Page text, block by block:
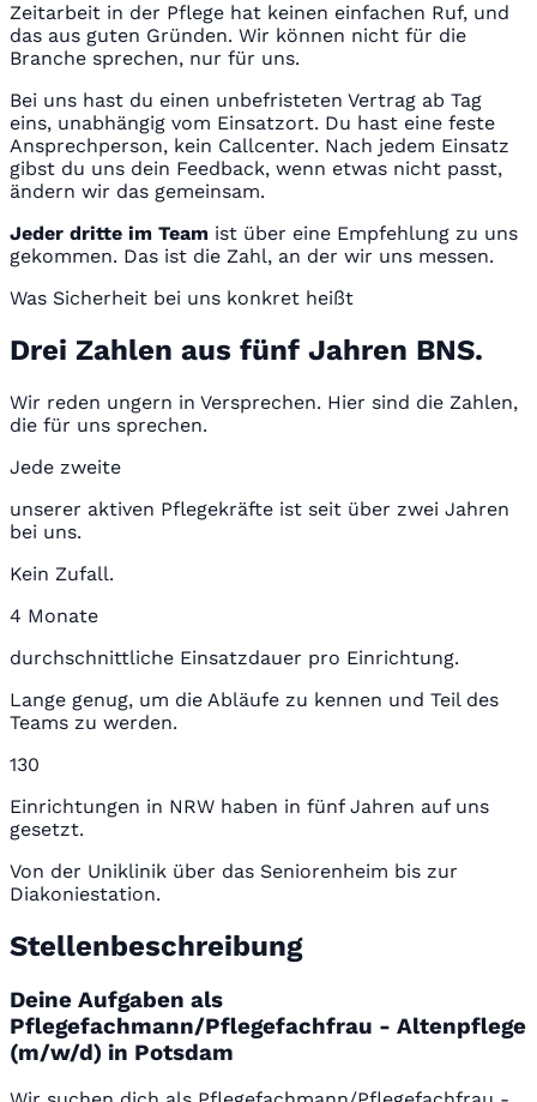
Zeitarbeit in der Pflege hat keinen einfachen Ruf, und
das aus guten Gründen. Wir können nicht für die
Branche sprechen, nur für uns.
Bei uns hast du einen unbefristeten Vertrag ab Tag
eins, unabhängig vom Einsatzort. Du hast eine feste
Ansprechperson, kein Callcenter. Nach jedem Einsatz
gibst du uns dein Feedback, wenn etwas nicht passt,
ändern wir das gemeinsam.
Jeder dritte im Team ist über eine Empfehlung zu uns
gekommen. Das ist die Zahl, an der wir uns messen.
Was Sicherheit bei uns konkret heißt
Drei Zahlen aus fünf Jahren BNS.
Wir reden ungern in Versprechen. Hier sind die Zahlen,
die für uns sprechen.
Jede zweite
unserer aktiven Pflegekräfte ist seit über zwei Jahren
bei uns.
Kein Zufall.
4 Monate
durchschnittliche Einsatzdauer pro Einrichtung.
Lange genug, um die Abläufe zu kennen und Teil des
Teams zu werden.
130
Einrichtungen in NRW haben in fünf Jahren auf uns
gesetzt.
Von der Uniklinik über das Seniorenheim bis zur
Diakoniestation.
Stellenbeschreibung
Deine Aufgaben als
Pflegefachmann/Pflegefachfrau - Altenpflege
(m/w/d) in Potsdam